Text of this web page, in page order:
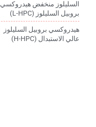
السليلوز منخفض هيدروكسي
بروبيل السليلوز (L-HPC)
هيدروكسي بروبيل السليلوز
عالي الاستبدال (H-HPC)